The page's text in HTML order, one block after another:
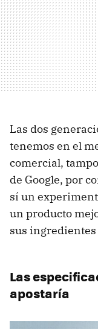
Las dos
tenemos en el
comercial,
de Google, por
sí un
un producto
sus
Las
apostaría